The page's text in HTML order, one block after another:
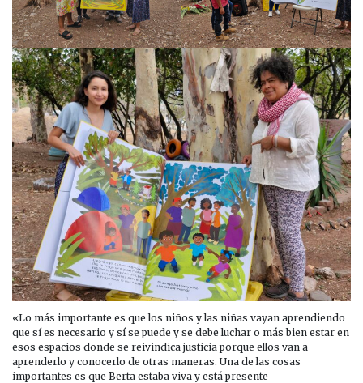
«Lo más importante es que los niños y las niñas vayan aprendiendo
que sí es necesario y sí se puede y se debe luchar o más bien estar en
esos espacios donde se reivindica justicia porque ellos van a
aprenderlo y conocerlo de otras maneras. Una de las cosas
importantes es que Berta estaba viva y está presente